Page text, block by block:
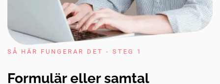
SÅ HÄR FUNGERAR DET - STEG 1
Formulär eller samtal